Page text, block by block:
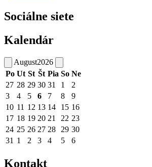
Sociálne siete
Kalendár
August2026
Po Ut St Št Pia So Ne
27 28 29 30 31 1
2
3
4 5 6 7 8
9
10 11 12 13 14 15 16
17 18 19 20 21 22 23
24 25 26 27 28 29 30
31 1 2 3 4 5 6
Kontakt